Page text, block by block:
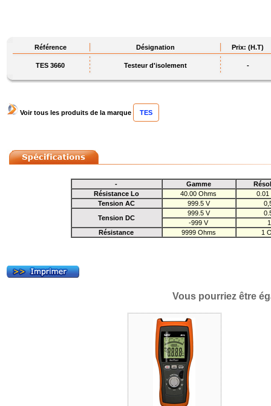
Référence Désignation Prix: (H.T)
TES 3660 Testeur d'isolement -
Voir tous les produits de la marque TES
- Gamme
Résistance Lo
40.00 Ohms
0.01
Tension AC
999.5 V
Tension DC
999.5 V
-999 V
Résistance
9999 Ohms 1
Vous pourriez être